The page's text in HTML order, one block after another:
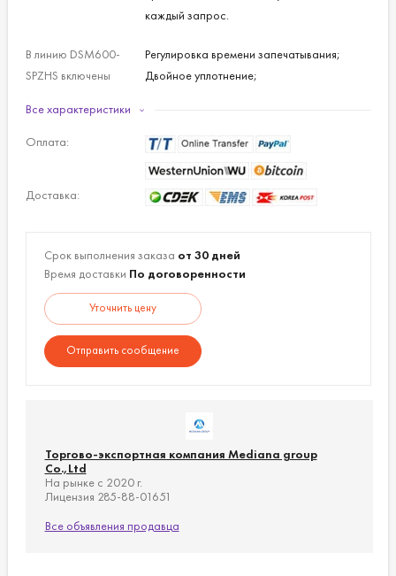
каждый запрос.
В линию DSM600-
SPZHS включены
Регулировка времени запечатывания;
Двойное уплотнение;
Кроме того, пакетоделательная машина
может быть оборудована рядом
дополнительных функций по желанию
пользователя:
Двойная резка;
времени;
Автомат для установки зипперной ленты с
регулятором натяжения;
Намотчик обрезанной кромки;
Узел для фигурной резки (шестигранные,
продольная резка углов, мексиканская
шляпа, рукоятки и т. д.).
Система
сервоприводов:
4 сервопривода управления движением
Все характеристики
Оплата:
Доставка:
Срок выполнения заказа от 30 дней
Время доставки По договоренности
Уточнить цену
Отправить сообщение
Торгово-экспортная компания Mediana group
Co.,Ltd
На рынке с 2020 г.
Лицензия 285-88-01651
Все объявления продавца